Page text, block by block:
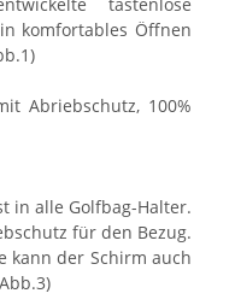
komfortables Öffnen
Abriebschutz, 100%
in alle Golfbag-Halter.
für den Bezug.
kann der Schirm auch